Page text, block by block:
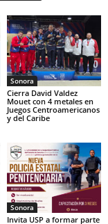
Sonora
Cierra David Valdez
Mouet con 4 metales en
Juegos Centroamericanos
y del Caribe
Sonora
Invita USP a formar parte